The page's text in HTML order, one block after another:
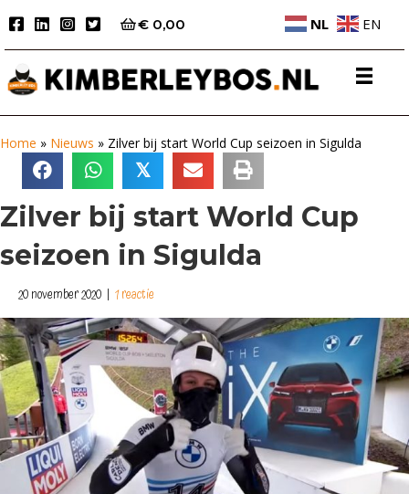
€ 0,00 NL EN
Home » Nieuws » Zilver bij start World Cup seizoen in Sigulda
𝕏
Zilver bij start World Cup
seizoen in Sigulda
20 november 2020 | 1 reactie